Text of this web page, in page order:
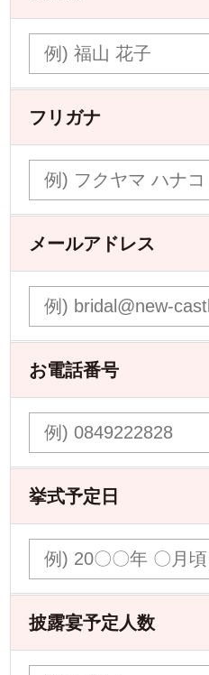
フリガナ
メールアドレス
お電話番号
挙式予定日
披露宴予定人数